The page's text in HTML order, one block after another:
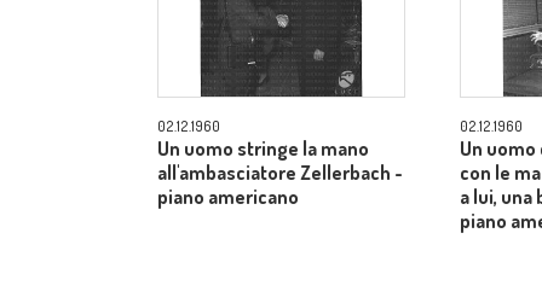
02.12.1960
Un uomo stringe la mano
all'ambasciatore Zellerbach -
piano americano
02.12.1960
Un
con le
a lui, una
piano